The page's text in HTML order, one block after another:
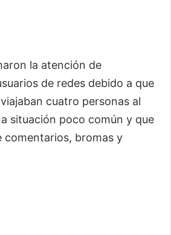
la atención de
de redes debido a que
cuatro personas al
situación poco común y que
comentarios, bromas y